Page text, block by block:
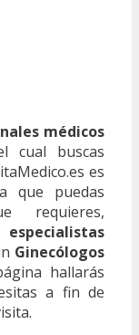
médicos
cual buscas
es
que puedas
requieres,
Ginecólogos
hallarás
a fin de